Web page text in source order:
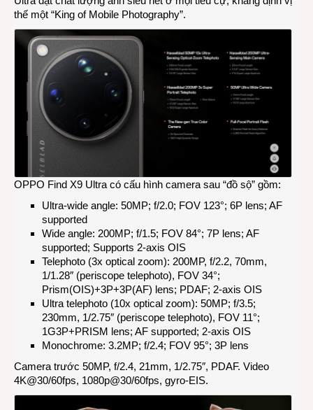
thế một “King of Mobile Photography”.
OPPO Find X9 Ultra có cấu hình camera sau “đồ sộ” gồm:
Ultra-wide angle: 50MP; f/2.0; FOV 123°; 6P lens; AF
supported
Wide angle: 200MP; f/1.5; FOV 84°; 7P lens; AF
supported; Supports 2-axis OIS
Telephoto (3x optical zoom): 200MP, f/2.2, 70mm,
1/1.28″ (periscope telephoto), FOV 34°;
Prism(OIS)+3P+3P(AF) lens; PDAF; 2-axis OIS
Ultra telephoto (10x optical zoom): 50MP; f/3.5;
230mm, 1/2.75″ (periscope telephoto), FOV 11°;
1G3P+PRISM lens; AF supported; 2-axis OIS
Monochrome: 3.2MP; f/2.4; FOV 95°; 3P lens
Camera trước 50MP, f/2.4, 21mm, 1/2.75″, PDAF. Video
4K@30/60fps, 1080p@30/60fps, gyro-EIS.